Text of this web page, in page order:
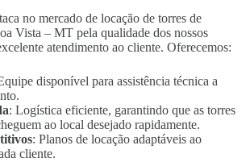
no mercado de locação de torres de
Vista – MT pela qualidade dos nossos
atendimento ao cliente. Oferecemos:
disponível para assistência técnica a
: Logística eficiente, garantindo que as torres
ao local desejado rapidamente.
: Planos de locação adaptáveis ao
cliente.